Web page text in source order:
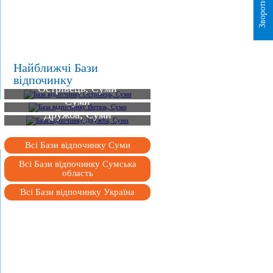
Найближчі Бази
відпочинку
База відпочинку
Острівець, Суми
База відпочинку Витязь,
Суми
База відпочинку
Дружба, Суми
Всі Бази відпочинку Суми
Всі Бази відпочинку Сумська
область
Всі Бази відпочинку Україна